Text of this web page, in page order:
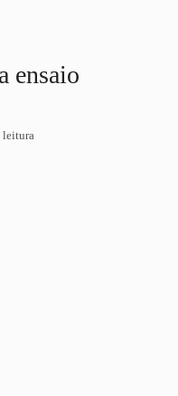
ensaio
leitura